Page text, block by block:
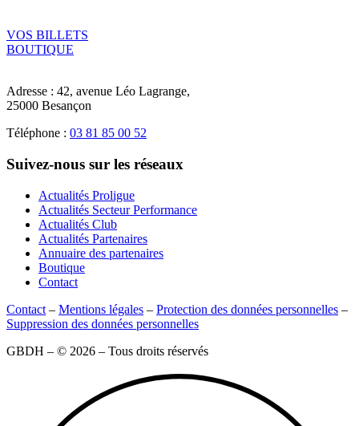
VOS BILLETS
BOUTIQUE
Adresse : 42, avenue Léo Lagrange,
25000 Besançon
Téléphone : 03 81 85 00 52
Suivez-nous sur les réseaux
Actualités Proligue
Actualités Secteur Performance
Actualités Club
Actualités Partenaires
Annuaire des partenaires
Boutique
Contact
Contact – Mentions légales – Protection des données personnelles –
Suppression des données personnelles
GBDH – © 2026 – Tous droits réservés